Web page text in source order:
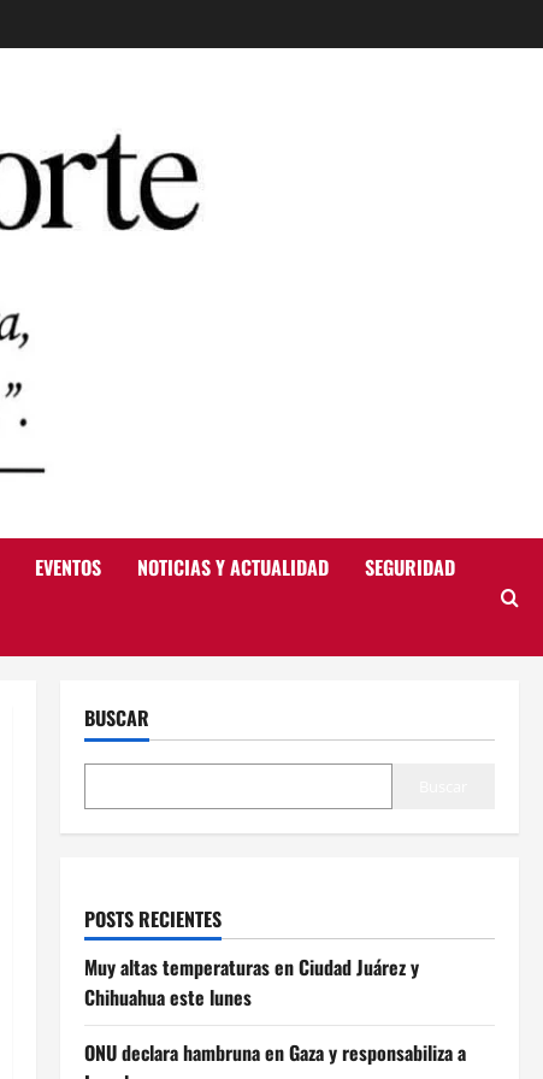
EVENTOS NOTICIAS Y ACTUALIDAD SEGURIDAD
BUSCAR
POSTS RECIENTES
Muy altas temperaturas en Ciudad Juárez y
Chihuahua este lunes
ONU declara hambruna en Gaza y responsabiliza a